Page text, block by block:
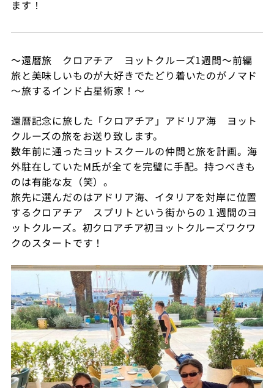
ます！
～還暦旅 クロアチア ヨットクルーズ1週間～前編
旅と美味しいものが大好きでたどり着いたのがノマド
～旅するインド占星術家！～
還暦記念に旅した「クロアチア」アドリア海 ヨット
クルーズの旅をお送り致します。
数年前に通ったヨットスクールの仲間と旅を計画。海
外駐在していたM氏が全てを完璧に手配。持つべきも
のは有能な友（笑）。
旅先に選んだのはアドリア海、イタリアを対岸に位置
するクロアチア スプリトという街からの１週間のヨ
ットクルーズ。初クロアチア初ヨットクルーズワクワ
クのスタートです！